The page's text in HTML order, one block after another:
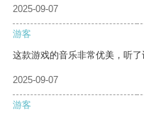
2025-09-07
游客
这款游戏的音乐非常优美，听了
2025-09-07
游客